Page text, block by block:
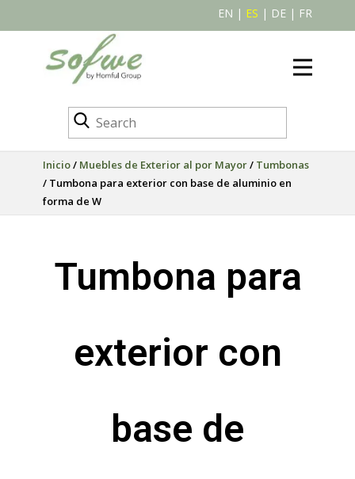
EN | ES | DE | FR
Inicio/ Muebles de Exterior al por Mayor/ Tumbonas
/ Tumbona para exterior con base de aluminio en
forma de W
Tumbona para
exterior con
base de